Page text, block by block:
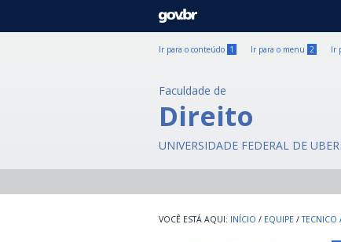
GOVBR
Ir para o conteúdo 1 Ir para o menu 2 Ir
Faculdade de
Direito
UNIVERSIDADE FEDERAL DE
INÍCIO / EQUIPE / TECNICO